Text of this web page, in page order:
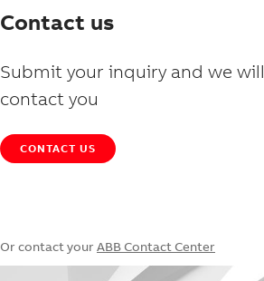
Contact us
Submit your inquiry and we will
contact you
CONTACT US
Or contact your ABB Contact Center